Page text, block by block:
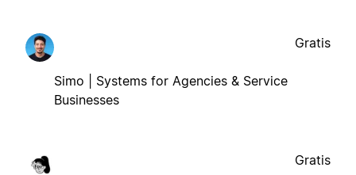
Simo | Systems for Agencies & Service
Businesses
Gratis
Gratis